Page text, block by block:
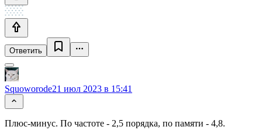
Ответить
Squoworode21 июл 2023 в 15:41
Плюс-минус. По частоте - 2,5 порядка, по памяти - 4,8.